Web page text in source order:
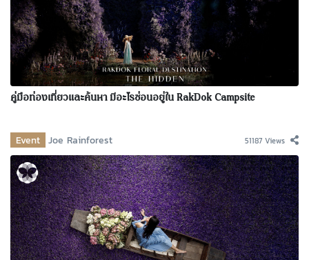
คู่มือท่องเที่ยวและค้นหา มีอะไรซ่อนอยู่ใน RakDok Campsite
Event Joe Rainforest 51187 Views